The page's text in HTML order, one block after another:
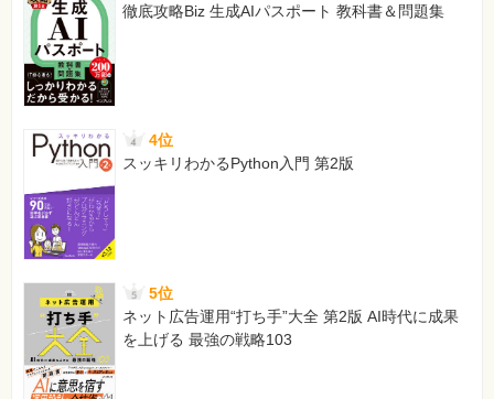
徹底攻略Biz 生成AIパスポート 教科書＆問題集
4位
スッキリわかるPython入門 第2版
5位
ネット広告運用“打ち手”大全 第2版 AI時代に成果
を上げる 最強の戦略103